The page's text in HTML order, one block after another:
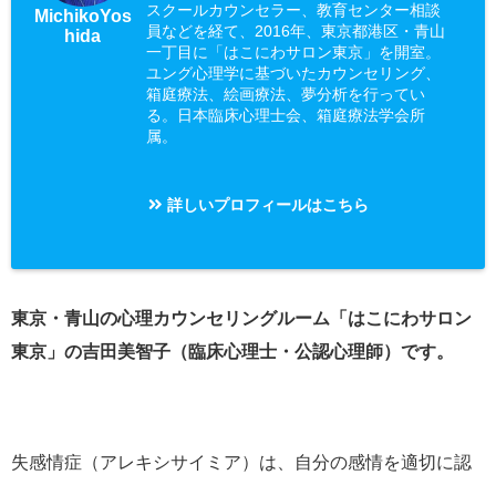
MichikoYos
hida
スクールカウンセラー、教育センター相談
員などを経て、2016年、東京都港区・青山
一丁目に「はこにわサロン東京」を開室。
ユング心理学に基づいたカウンセリング、
箱庭療法、絵画療法、夢分析を行ってい
る。日本臨床心理士会、箱庭療法学会所
属。
詳しいプロフィールはこちら
東京・青山の心理カウンセリングルーム「はこにわサロン
東京」の吉田美智子（臨床心理士・公認心理師）です。
失感情症（アレキシサイミア）は、自分の感情を適切に認